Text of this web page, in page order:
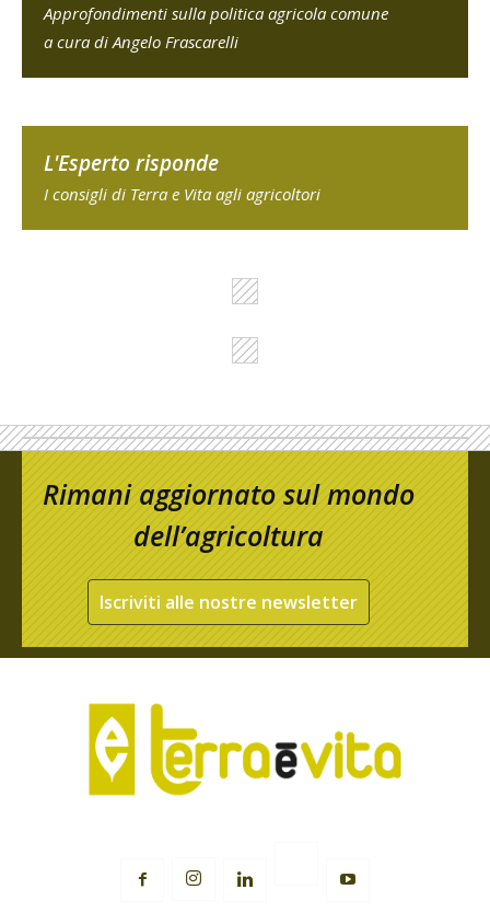
Approfondimenti sulla politica agricola comune
a cura di Angelo Frascarelli
L'Esperto risponde
I consigli di Terra e Vita agli agricoltori
Rimani aggiornato sul mondo
dell’agricoltura
Iscriviti alle nostre newsletter